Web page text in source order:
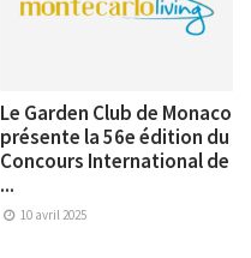
Le Garden Club de Monaco
présente la 56e édition du
Concours International de
...
10 avril 2025